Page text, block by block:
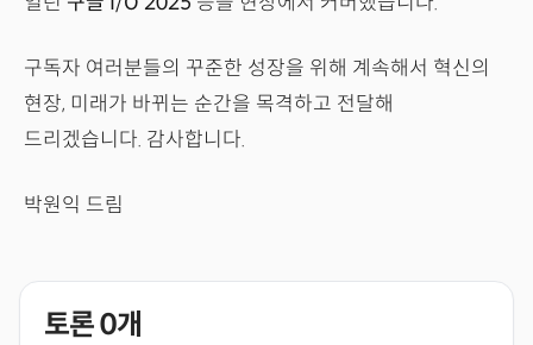
구독자 여러분들의 꾸준한 성장을 위해 계속해서 혁신의
현장, 미래가 바뀌는 순간을 목격하고 전달해
드리겠습니다. 감사합니다.
박원익 드림
토론0개